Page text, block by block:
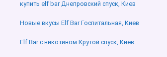
купить elf bar Днепровский спуск, Киев
Новые вкусы Elf Bar Госпитальная, Киев
Elf Bar с никотином Крутой спуск, Киев